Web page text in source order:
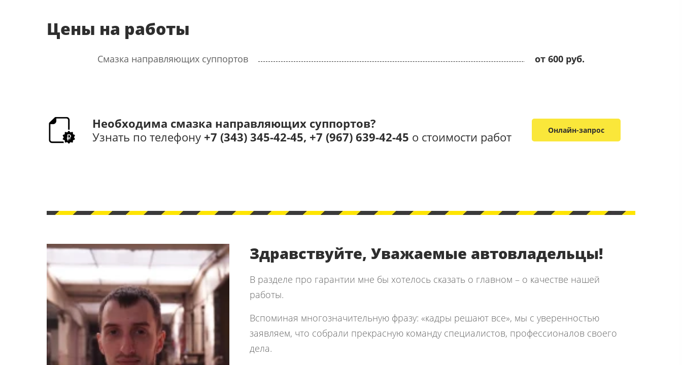
Цены на работы
Смазка направляющих суппортов от 600 руб.
Необходима смазка направляющих суппортов​?
Узнать по телефону +7 (343) 345-42-45, +7 (967) 639-42-45 ​ о стоимости работ​ Онлайн-запрос
Здравствуйте, Уважаемые автовладельцы!
В разделе про гарантии мне бы хотелось сказать о главном – о качестве нашей
работы.
Вспоминая многозначительную фразу: «кадры решают все», мы с уверенностью
заявляем, что собрали прекрасную команду специалистов, профессионалов своего
дела.